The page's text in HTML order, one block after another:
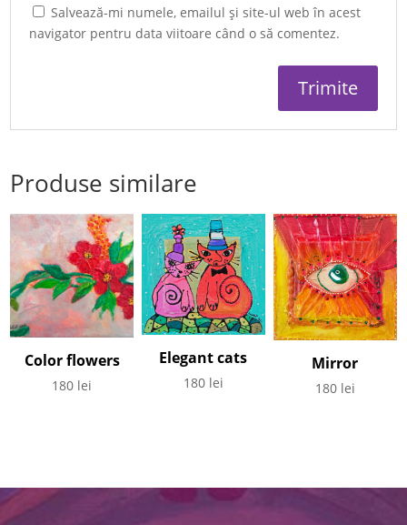
Salvează-mi numele, emailul și site-ul web în acest
navigator pentru data viitoare când o să comentez.
Produse similare
Color flowers
180 lei
Elegant cats
180 lei
Mirror
180 lei